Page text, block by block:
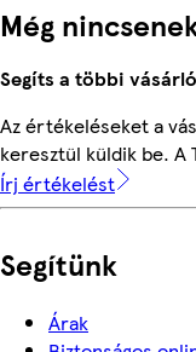
Még
Segíts a többi
Az értékeléseket a
keresztül küldik be. A
Írj értékelést
Segítünk
Árak